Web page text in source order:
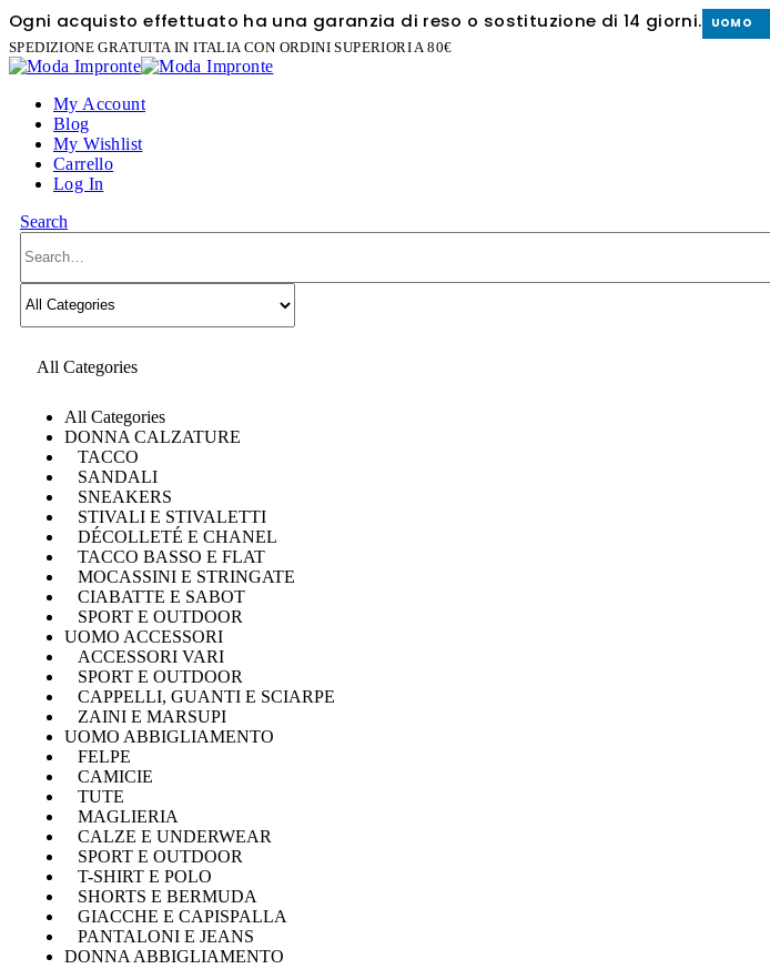
Ogni acquisto effettuato ha una garanzia di reso o sostituzione di 14 giorni. UOMO
SPEDIZIONE GRATUITA IN ITALIA CON ORDINI SUPERIORI A 80€
My Account
Blog
My Wishlist
Carrello
Log In
Search
All Categories
All Categories
DONNA CALZATURE
TACCO
SANDALI
SNEAKERS
STIVALI E STIVALETTI
DÉCOLLETÉ E CHANEL
TACCO BASSO E FLAT
MOCASSINI E STRINGATE
CIABATTE E SABOT
SPORT E OUTDOOR
UOMO ACCESSORI
ACCESSORI VARI
SPORT E OUTDOOR
CAPPELLI, GUANTI E SCIARPE
ZAINI E MARSUPI
UOMO ABBIGLIAMENTO
FELPE
CAMICIE
TUTE
MAGLIERIA
CALZE E UNDERWEAR
SPORT E OUTDOOR
T-SHIRT E POLO
SHORTS E BERMUDA
GIACCHE E CAPISPALLA
PANTALONI E JEANS
DONNA ABBIGLIAMENTO